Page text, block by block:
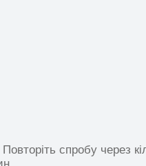
спробу через